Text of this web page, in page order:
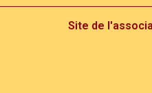
Site de